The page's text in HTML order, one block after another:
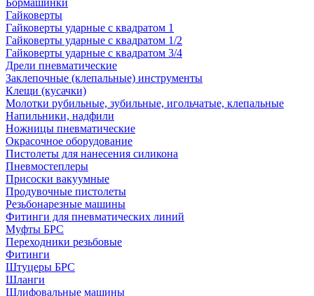
Бормашинки
Гайковерты
Гайковерты ударные с квадратом 1
Гайковерты ударные с квадратом 1/2
Гайковерты ударные с квадратом 3/4
Дрели пневматические
Заклепочные (клепальные) инструменты
Клещи (кусачки)
Молотки рубильные, зубильные, игольчатые, клепальные
Напильники, надфили
Ножницы пневматические
Окрасочное оборудование
Пистолеты для нанесения силикона
Пневмостеплеры
Присоски вакуумные
Продувочные пистолеты
Резьбонарезные машины
Фитинги для пневматических линий
Муфты БРС
Переходники резьбовые
Фитинги
Штуцеры БРС
Шланги
Шлифовальные машины